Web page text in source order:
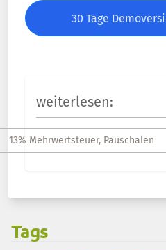
30 Tage
weiterlesen:
13% Mehrwertsteuer, Pauschalen
Tags